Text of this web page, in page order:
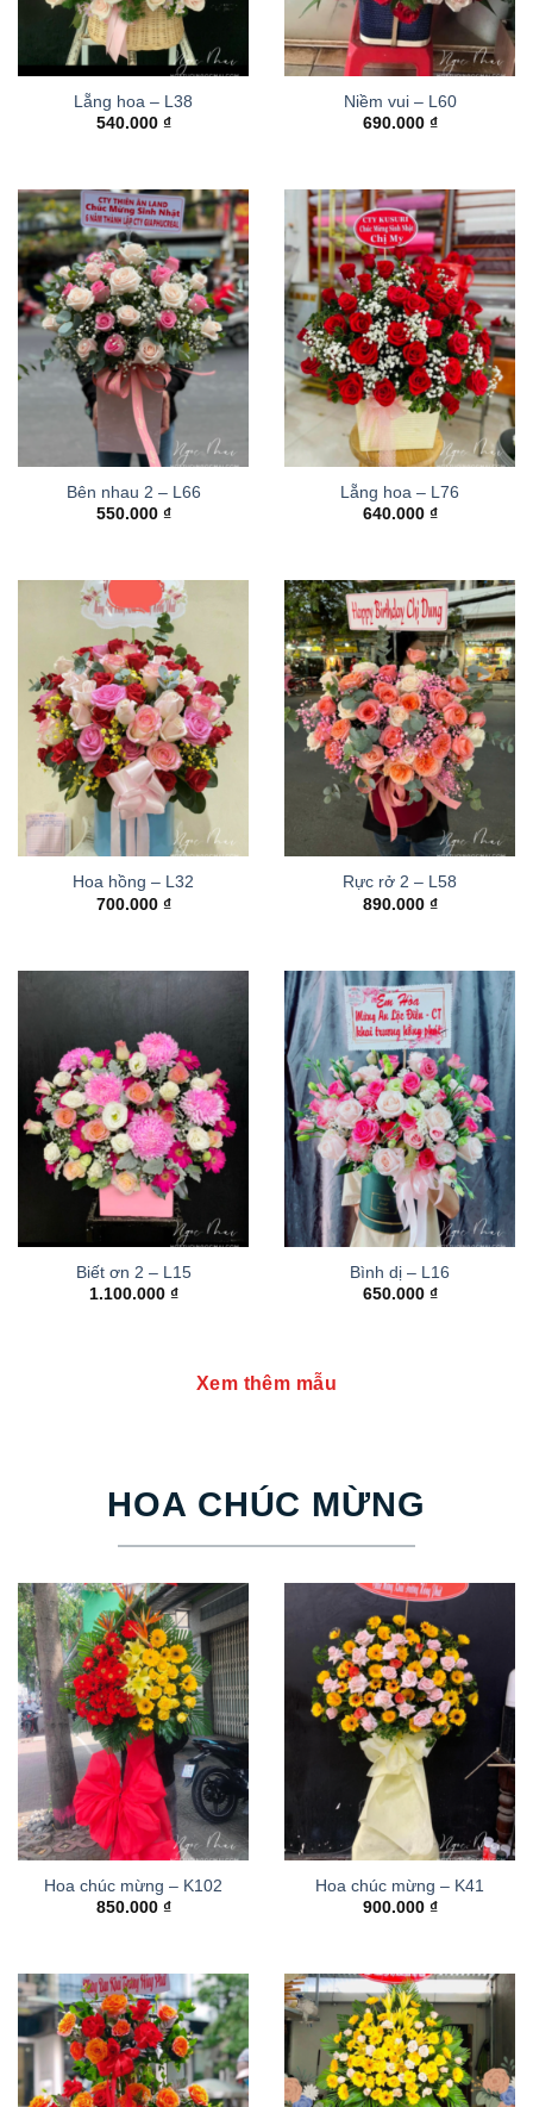
Lẵng hoa – L38
540.000 ₫
Niềm vui – L60
690.000 ₫
Bên nhau 2 – L66
550.000 ₫
Lẵng hoa – L76
640.000 ₫
Hoa hồng – L32
700.000 ₫
Rực rở 2 – L58
890.000 ₫
Biết ơn 2 – L15
1.100.000 ₫
Bình dị – L16
650.000 ₫
Xem thêm mẫu
HOA CHÚC MỪNG
Hoa chúc mừng – K102
850.000 ₫
Hoa chúc mừng – K41
900.000 ₫